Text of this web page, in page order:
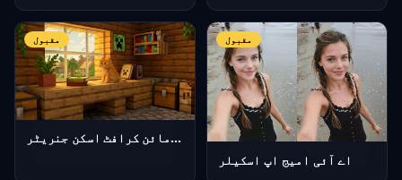
مقبول
اے آئی مائن کرافٹ اسکن جنریٹر
مقبول
اے آئی امیج اپ اسکیلر